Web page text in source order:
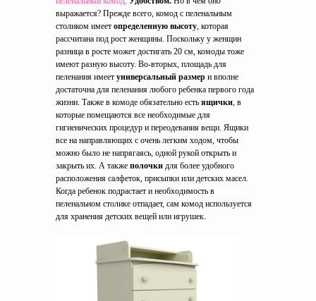
выражается? Прежде всего, комод с пеленальным
столиком имеет определенную высоту, которая
рассчитана под рост женщины. Поскольку у женщин
разница в росте может достигать 20 см, комоды тоже
имеют разную высоту. Во-вторых, площадь для
пеленания имеет универсальный размер и вполне
достаточна для пеленания любого ребенка первого года
жизни. Также в комоде обязательно есть ящички, в
которые помещаются все необходимые для
гигиенических процедур и переодевания вещи. Ящики
все на направляющих с очень легким ходом, чтобы
можно было не напрягаясь, одной рукой открыть и
закрыть их. А также полочки для более удобного
расположения салфеток, присыпки или детских масел.
Когда ребенок подрастает и необходимость в
пеленальном столике отпадает, сам комод используется
для хранения детских вещей или игрушек.